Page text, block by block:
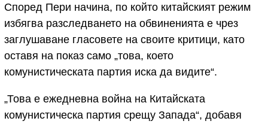
Според Пери начина, по който китайският режим
избягва разследването на обвиненията е чрез
заглушаване гласовете на своите критици, като
оставя на показ само „това, което
комунистическата партия иска да видите“.
„Това е ежедневна война на Китайската
комунистическа партия срещу Запада“, добавя